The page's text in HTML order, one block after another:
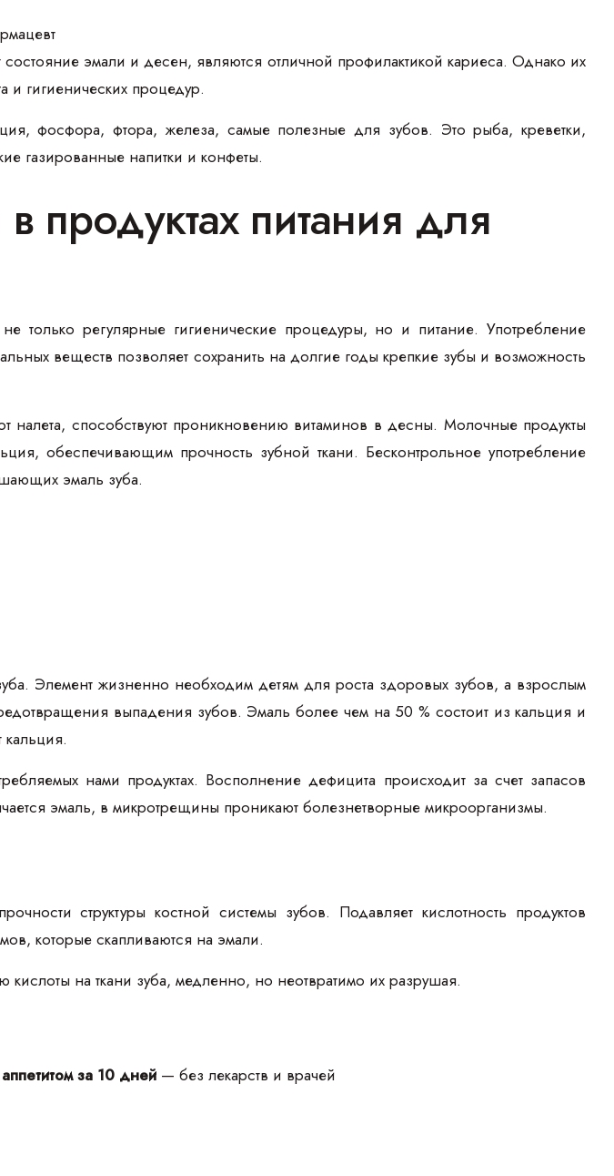
эмали и десен, являются отличной профилактикой кариеса. Однако их
и гигиенических процедур.
фосфора, фтора, железа, самые полезные для зубов. Это рыба, креветки,
газированные напитки и конфеты.
продуктах питания для
только регулярные гигиенические процедуры, но и питание. Употребление
веществ позволяет сохранить на долгие годы крепкие зубы и возможность
способствуют проникновению витаминов в десны. Молочные продукты
обеспечивающим прочность зубной ткани. Бесконтрольное употребление
эмаль зуба.
Элемент жизненно необходим детям для роста здоровых зубов, а взрослым
выпадения зубов. Эмаль более чем на 50 % состоит из кальция и
нами продуктах. Восполнение дефицита происходит за счет запасов
эмаль, в микротрещины проникают болезнетворные микроорганизмы.
структуры костной системы зубов. Подавляет кислотность продуктов
которые скапливаются на эмали.
на ткани зуба, медленно, но неотвратимо их разрушая.
за 10 дней — без лекарств и врачей